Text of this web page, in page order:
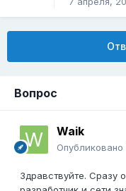
Вопрос
Waik
Опубликовано
Здравствуйте. Сразу